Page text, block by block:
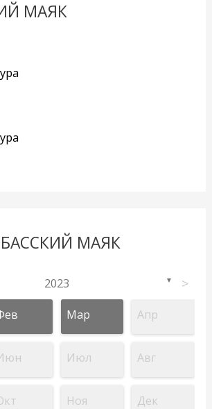
МАЯК
МАЯК
2023 ▼ >
Мар Апр
Июл Авг
Ноя Дек